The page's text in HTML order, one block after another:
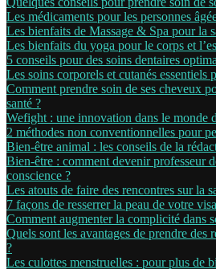
Les médicaments pour les personnes
Les bienfaits de Massage & Spa pour la
Les bienfaits du yoga pour le corps et
5 conseils pour des soins dentaires
Les soins corporels et cutanés essentiels
Comment prendre soin de ses cheveux
santé ?
Wefight : une innovation dans le monde
2 méthodes non conventionnelles pour
Bien-être animal : les conseils de la
Bien-être : comment devenir professeur
conscience ?
Les atouts de faire des rencontres sur la
7 façons de resserrer la peau de votre
Comment augmenter la complicité dans
Quels sont les avantages de prendre des
?
Les culottes menstruelles : pour plus de